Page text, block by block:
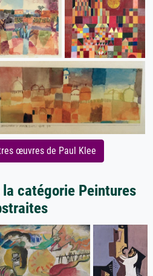
œuvres de Paul Klee
catégorie Peintures